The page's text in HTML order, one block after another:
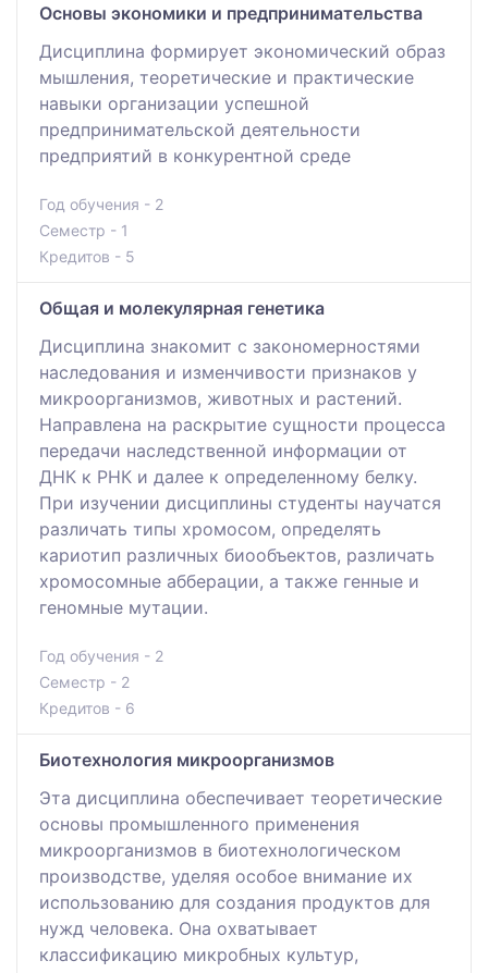
Основы экономики и предпринимательства
Дисциплина формирует экономический образ
мышления, теоретические и практические
навыки организации успешной
предпринимательской деятельности
предприятий в конкурентной среде
Год обучения - 2
Семестр - 1
Кредитов - 5
Общая и молекулярная генетика
Дисциплина знакомит с закономерностями
наследования и изменчивости признаков у
микроорганизмов, животных и растений.
Направлена на раскрытие сущности процесса
передачи наследственной информации от
ДНК к РНК и далее к определенному белку.
При изучении дисциплины студенты научатся
различать типы хромосом, определять
кариотип различных биообъектов, различать
хромосомные абберации, а также генные и
геномные мутации.
Год обучения - 2
Семестр - 2
Кредитов - 6
Биотехнология микроорганизмов
Эта дисциплина обеспечивает теоретические
основы промышленного применения
микроорганизмов в биотехнологическом
производстве, уделяя особое внимание их
использованию для создания продуктов для
нужд человека. Она охватывает
классификацию микробных культур,